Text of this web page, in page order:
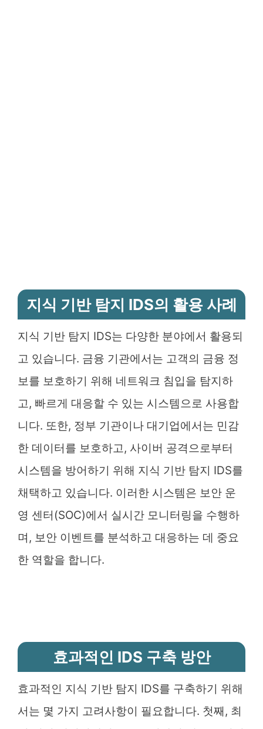
지식 기반 탐지 IDS의 활용 사례
지식 기반 탐지 IDS는 다양한 분야에서 활용되
고 있습니다. 금융 기관에서는 고객의 금융 정
보를 보호하기 위해 네트워크 침입을 탐지하
고, 빠르게 대응할 수 있는 시스템으로 사용합
니다. 또한, 정부 기관이나 대기업에서는 민감
한 데이터를 보호하고, 사이버 공격으로부터
시스템을 방어하기 위해 지식 기반 탐지 IDS를
채택하고 있습니다. 이러한 시스템은 보안 운
영 센터(SOC)에서 실시간 모니터링을 수행하
며, 보안 이벤트를 분석하고 대응하는 데 중요
한 역할을 합니다.
효과적인 IDS 구축 방안
효과적인 지식 기반 탐지 IDS를 구축하기 위해
서는 몇 가지 고려사항이 필요합니다. 첫째, 최